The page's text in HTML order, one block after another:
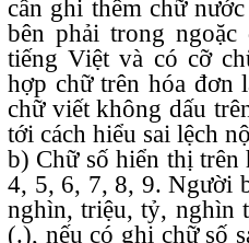
cần ghi thêm chữ
bên phải trong
tiếng Việt và có cỡ
hợp chữ trên hóa đơn
chữ viết không dấu
tới cách hiểu sai lệch
b) Chữ số hiển thị
4, 5, 6, 7, 8, 9. Người
nghìn, triệu, tỷ, nghìn
(.), nếu có ghi chữ số